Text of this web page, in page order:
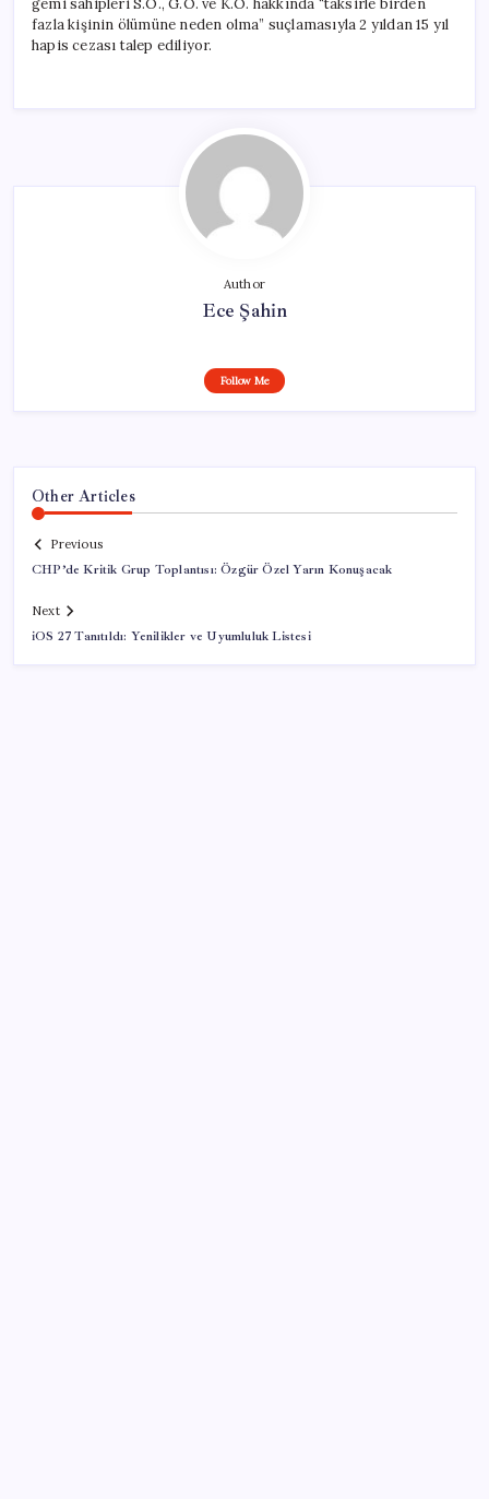
fazla kişinin ölümüne neden olma” suçlamasıyla 2 yıldan 15 yıl
hapis cezası talep ediliyor.
Author
Ece Şahin
Follow Me
Other Articles
Previous
CHP’de Kritik Grup Toplantısı: Özgür Özel Yarın Konuşacak
Next
iOS 27 Tanıtıldı: Yenilikler ve Uyumluluk Listesi